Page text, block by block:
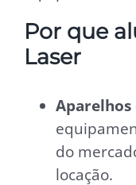
Por que
Laser
do
locação.